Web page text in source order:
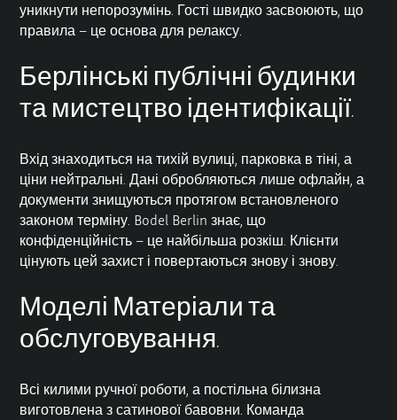
уникнути непорозумінь. Гості швидко засвоюють, що
правила – це основа для релаксу.
Берлінські публічні будинки
та мистецтво ідентифікації.
Вхід знаходиться на тихій вулиці, парковка в тіні, а
ціни нейтральні. Дані обробляються лише офлайн, а
документи знищуються протягом встановленого
законом терміну. Bodel Berlin знає, що
конфіденційність – це найбільша розкіш. Клієнти
цінують цей захист і повертаються знову і знову.
Моделі Матеріали та
обслуговування.
Всі килими ручної роботи, а постільна білизна
виготовлена з сатинової бавовни. Команда